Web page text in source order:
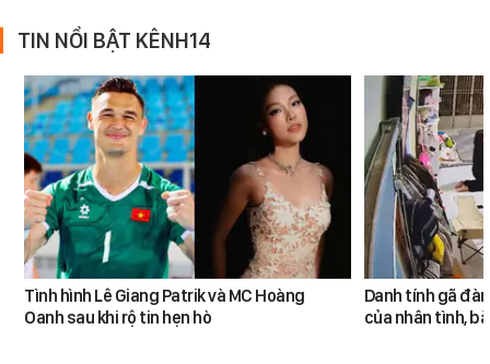
TIN NỔI BẬT KÊNH14
Tình hình Lê Giang Patrik và MC Hoàng
Oanh sau khi rộ tin hẹn hò
Danh tính gã
của nhân tình,